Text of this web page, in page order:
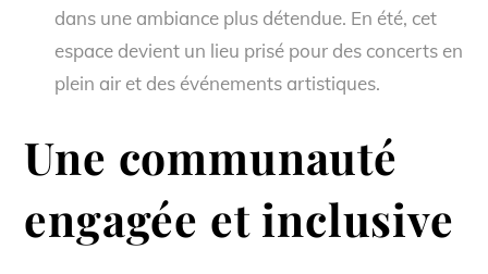
dans une ambiance plus détendue. En été, cet
espace devient un lieu prisé pour des concerts en
plein air et des événements artistiques.
Une communauté
engagée et inclusive